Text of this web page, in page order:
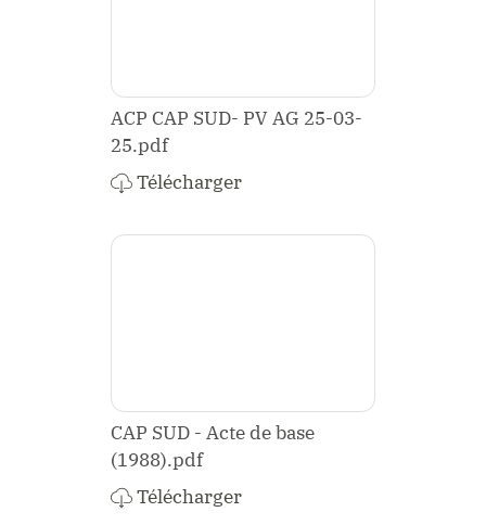
ACP CAP SUD- PV AG 25-03-
25.pdf
Télécharger
CAP SUD - Acte de base
(1988).pdf
Télécharger